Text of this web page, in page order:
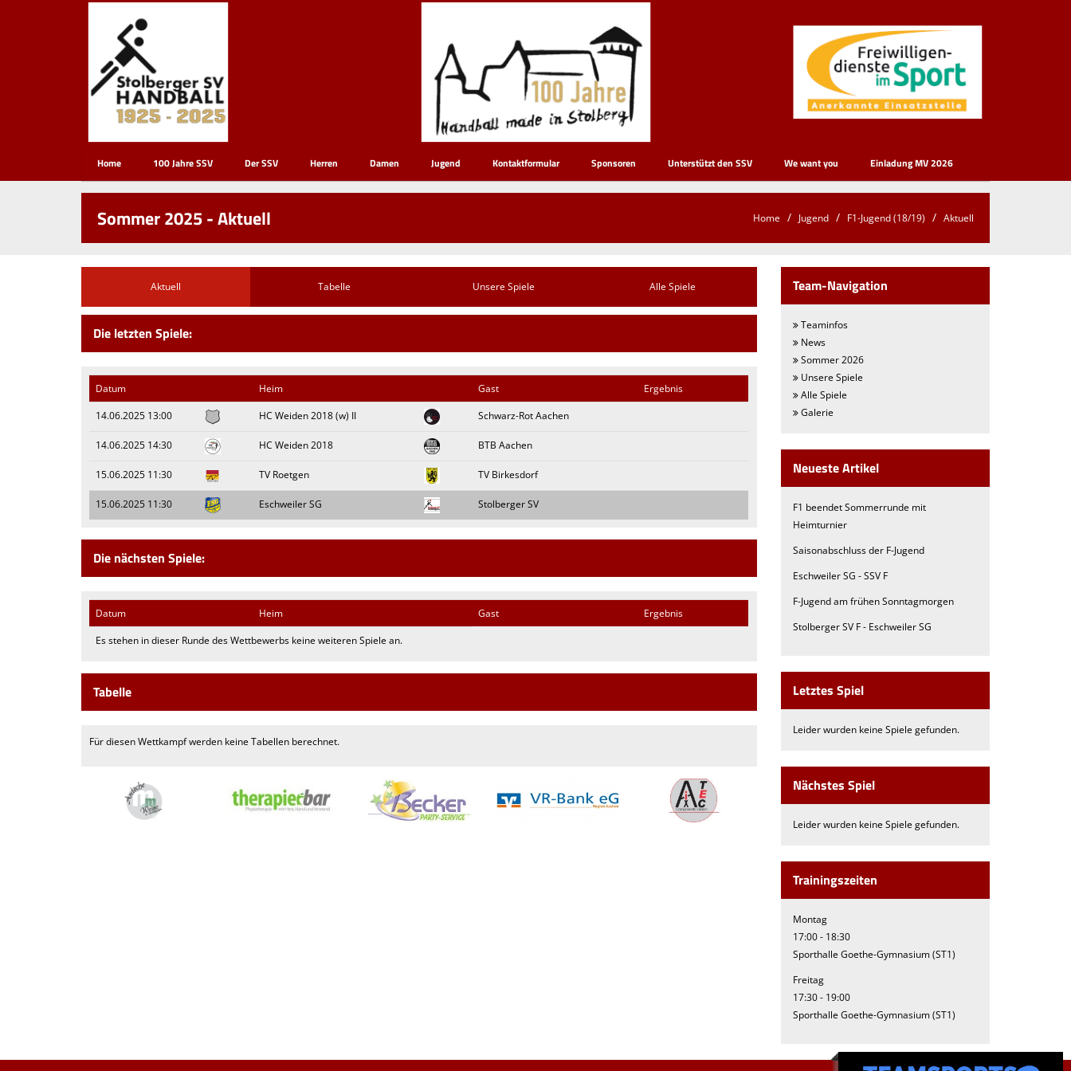
Home 100 Jahre SSV Der SSV Herren Damen Jugend Kontaktformular Sponsoren Unterstützt den SSV We want you Einladung MV 2026
Sommer 2025 - Aktuell Home Jugend F1-Jugend (18/19) Aktuell
Aktuell Tabelle Unsere Spiele Alle Spiele
Die letzten Spiele:
Datum Heim Gast
Ergebnis
14.06.2025 13:00
HC Weiden 2018 (w) II Schwarz-Rot Aachen
14.06.2025 14:30 HC Weiden 2018 BTB Aachen
15.06.2025 11:30 TV Roetgen TV Birkesdorf
15.06.2025 11:30 Eschweiler SG Stolberger SV
Die nächsten Spiele:
Datum Heim Gast
Ergebnis
Es stehen in dieser Runde des Wettbewerbs keine weiteren Spiele an.
Tabelle
Für diesen Wettkampf werden keine Tabellen berechnet.
Team-Navigation
Teaminfos
News
Sommer 2026
Unsere Spiele
Alle Spiele
Galerie
Neueste Artikel
F1 beendet Sommerrunde mit
Heimturnier
Saisonabschluss der F-Jugend
Eschweiler SG - SSV F
F-Jugend am frühen Sonntagmorgen
Stolberger SV F - Eschweiler SG
Letztes Spiel
Leider wurden keine Spiele gefunden.
Nächstes Spiel
Leider wurden keine Spiele gefunden.
Trainingszeiten
Montag
17:00 - 18:30
Sporthalle Goethe-Gymnasium (ST1)
Freitag
17:30 - 19:00
Sporthalle Goethe-Gymnasium (ST1)